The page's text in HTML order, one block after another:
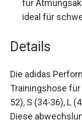
Details
Die adidas
Trainingshose
(50-52), S (34-